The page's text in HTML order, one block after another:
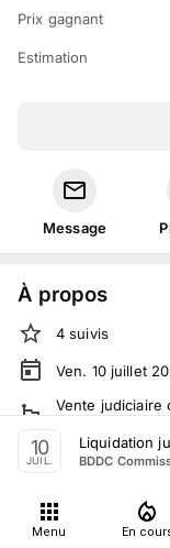
Prix gagnant
Estimation
Message
À propos
4 suivis
Ven. 10 juillet
Vente judiciaire
En salle :23
France
Tout le monde
10
JUIL.
Liquidation
BDDC
Menu En